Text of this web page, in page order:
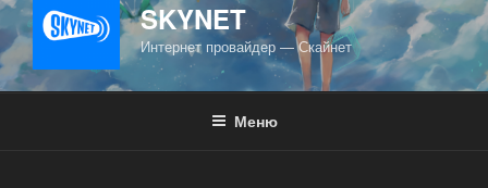
SKYNET
Интернет провайдер — Скайнет
Меню